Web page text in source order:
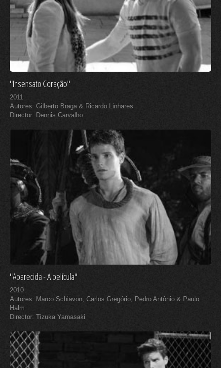
"Insensato Coração"
2011
Autores: Gilberto Braga & Ricardo Linhares
Director: Dennis Carvalho
"Aparecida - A película"
2010
Autores: Marco Schiavon, Carlos Gregório, Pedro Antônio & Paulo
Halm
Director: Tizuka Yamasaki